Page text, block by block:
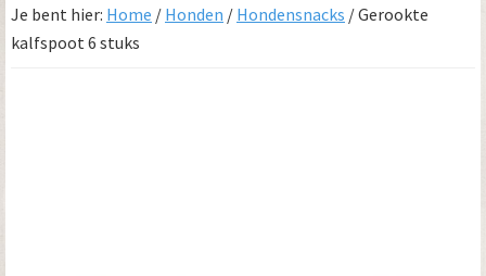
Je bent hier: Home / Honden / Hondensnacks /Gerookte
kalfspoot 6 stuks